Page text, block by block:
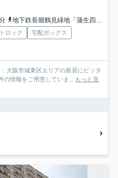
地下鉄長堀鶴見緑地「蒲生四丁目」駅 徒歩10分
ロック
宅配ボックス
大阪市城東区エリアの新居にピッタ
の情報をご用意していま... もっと見